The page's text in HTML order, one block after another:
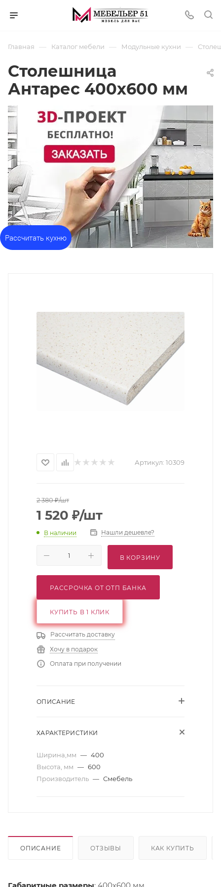
Главная — Каталог мебели — Модульные кухни —
Столешница
Антарес 400х600 мм
Артикул: 10309
2 380₽/шт
1 520 ₽/шт
В наличии Нашли дешевле?
В КОРЗИНУ
РАССРОЧКА ОТ ОТП БАНКА
КУПИТЬ В 1 КЛИК
Рассчитать доставку
Хочу в подарок
Оплата при получении
ОПИСАНИЕ
ХАРАКТЕРИСТИКИ
Ширина,мм — 400
Высота, мм — 600
Производитель — Смебель
ОПИСАНИЕ ОТЗЫВЫ КАК КУПИТЬ
Рассчитать кухню